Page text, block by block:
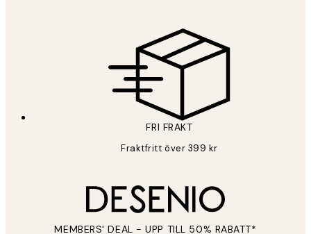
FRI FRAKT
Fraktfritt över 399 kr
MEMBERS' DEAL - UPP TILL 50% RABATT*